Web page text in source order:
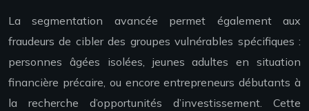
La segmentation avancée permet également aux
fraudeurs de cibler des groupes vulnérables spécifiques :
personnes âgées isolées, jeunes adultes en situation
financière précaire, ou encore entrepreneurs débutants à
la recherche d’opportunités d’investissement. Cette